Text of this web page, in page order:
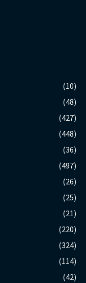
(10)
(48)
(427)
(448)
(36)
(497)
(26)
(25)
(21)
(220)
(324)
(114)
(42)